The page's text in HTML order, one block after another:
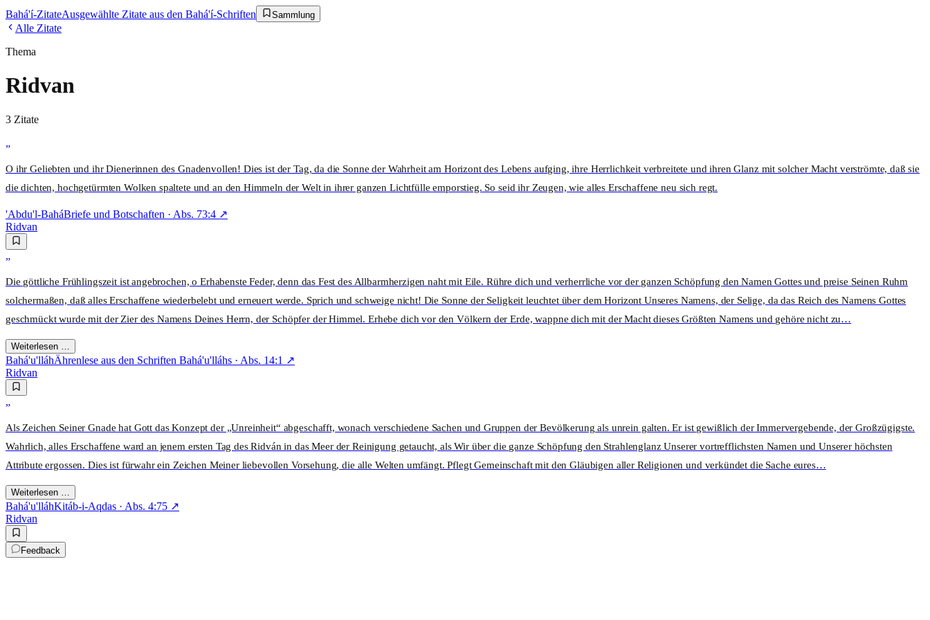
Bahá'í-ZitateAusgewählte Zitate aus den Bahá'í-Schriften Sammlung
Alle Zitate
Thema
Ridvan
3 Zitate
„
O ihr Geliebten und ihr Dienerinnen des Gnadenvollen! Dies ist der Tag, da die Sonne der Wahrheit am Horizont des Lebens aufging, ihre Herrlichkeit verbreitete und ihren Glanz mit solcher Macht verströmte, daß sie
die dichten, hochgetürmten Wolken spaltete und an den Himmeln der Welt in ihrer ganzen Lichtfülle emporstieg. So seid ihr Zeugen, wie alles Erschaffene neu sich regt.
'Abdu'l-BaháBriefe und Botschaften · Abs. 73:4 ↗
Ridvan
„
Die göttliche Frühlingszeit ist angebrochen, o Erhabenste Feder, denn das Fest des Allbarmherzigen naht mit Eile. Rühre dich und verherrliche vor der ganzen Schöpfung den Namen Gottes und preise Seinen Ruhm
solchermaßen, daß alles Erschaffene wiederbelebt und erneuert werde. Sprich und schweige nicht! Die Sonne der Seligkeit leuchtet über dem Horizont Unseres Namens, der Selige, da das Reich des Namens Gottes
geschmückt wurde mit der Zier des Namens Deines Herrn, der Schöpfer der Himmel. Erhebe dich vor den Völkern der Erde, wappne dich mit der Macht dieses Größten Namens und gehöre nicht zu…
Weiterlesen …
Bahá'u'lláhÄhrenlese aus den Schriften Bahá'u'lláhs · Abs. 14:1 ↗
Ridvan
„
Als Zeichen Seiner Gnade hat Gott das Konzept der „Unreinheit“ abgeschafft, wonach verschiedene Sachen und Gruppen der Bevölkerung als unrein galten. Er ist gewißlich der Immervergebende, der Großzügigste.
Wahrlich, alles Erschaffene ward an jenem ersten Tag des Ridván in das Meer der Reinigung getaucht, als Wir über die ganze Schöpfung den Strahlenglanz Unserer vortrefflichsten Namen und Unserer höchsten
Attribute ergossen. Dies ist fürwahr ein Zeichen Meiner liebevollen Vorsehung, die alle Welten umfängt. Pflegt Gemeinschaft mit den Gläubigen aller Religionen und verkündet die Sache eures…
Weiterlesen …
Bahá'u'lláhKitáb-i-Aqdas · Abs. 4:75 ↗
Ridvan
Feedback